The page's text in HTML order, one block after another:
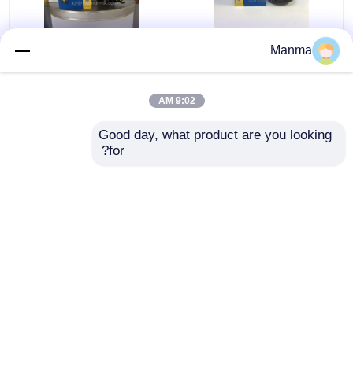
ايسوزو شاحنة NKR NPR
افضل سعر
ISUZU لـ ISUZU NHR
JMC 1030 8-
97091706-2
افضل سعر
Manma
9:02 AM
Good day, what product are you looking
for?